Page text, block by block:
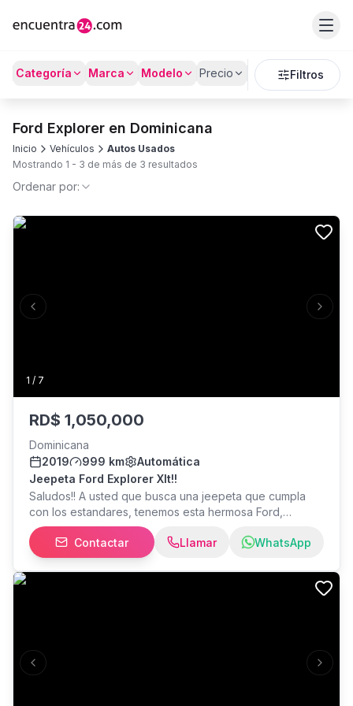
Categoría Marca Modelo Precio KilómetrosFiltros
Ford Explorer en Dominicana
Inicio Vehículos
Autos Usados
Mostrando 1 - 3 de más de 3 resultados
Ordenar por:
1 / 7
Previous slide Next
RD$ 1,050,000
Dominicana
2019
999 km
Automática
Jeepeta Ford Explorer Xlt!!
Saludos!! A usted que busca una jeepeta que cumpla
con los estandares, tenemos esta hermosa Ford,
disponible para que se la lleve hoy mismo! Contamos
con financiamientos y facilidades!! Marca Ford Explorer,
modelo XLT, año 2019, precio $ 1.050,000
Contactar Llamar WhatsApp
Previous slide Next